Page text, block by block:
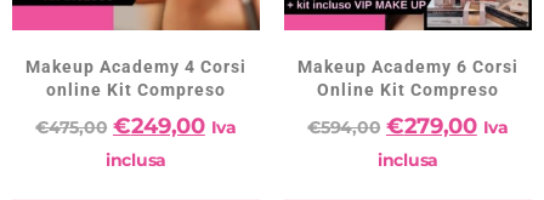
Makeup Academy 4 Corsi
online Kit Compreso
€475,00 €249,00 Iva
inclusa
Makeup Academy 6 Corsi
Online Kit Compreso
€594,00 €279,00 Iva
inclusa